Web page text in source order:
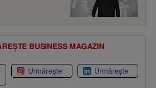
BUSINESS MAGAZIN
Urmărește Urmărește